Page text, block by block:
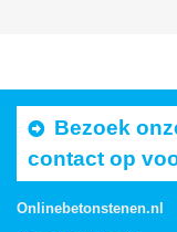
Bezoek
contact op
Onlinebetonstenen.nl